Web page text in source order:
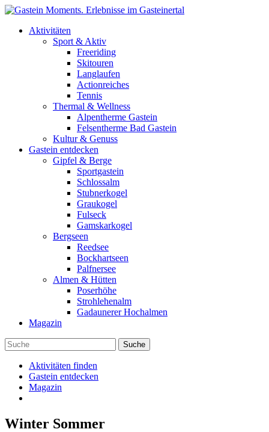
Direkt zum Inhalt
Aktivitäten
Sport & Aktiv
Freeriding
Skitouren
Langlaufen
Actionreiches
Tennis
Thermal & Wellness
Alpentherme Gastein
Felsentherme Bad Gastein
Kultur & Genuss
Gastein entdecken
Gipfel & Berge
Sportgastein
Schlossalm
Stubnerkogel
Graukogel
Fulseck
Gamskarkogel
Bergseen
Reedsee
Bockhartseen
Palfnersee
Almen & Hütten
Poserhöhe
Strohlehenalm
Gadaunerer Hochalmen
Magazin
Aktivitäten finden
Gastein entdecken
Magazin
Winter Sommer